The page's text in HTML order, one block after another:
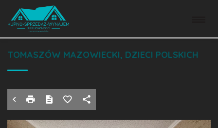
TOMASZÓW MAZOWIECKI, DZIECI POLSKICH
MIESZKANIE NA SPRZEDAŻ